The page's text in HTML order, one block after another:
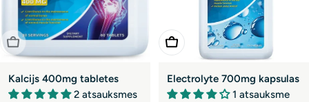
Izpārdots
Kalcijs 400mg tabletes
2 atsauksmes
Pievienot Grozam
Electrolyte 700mg kapsulas
1 atsauksme